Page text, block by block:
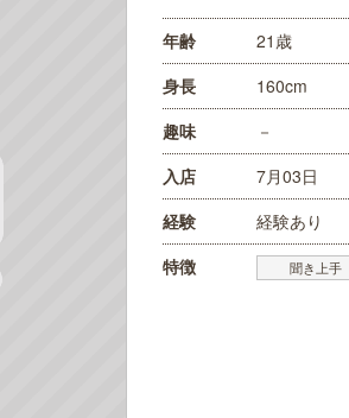
年齢
21歳
身長
160cm
趣味
－
入店
7月03日
経験
経験あり
特徴
聞き上手